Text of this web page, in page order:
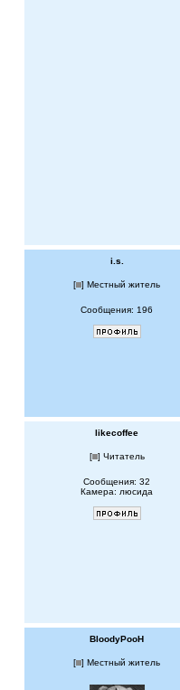
i.s.
[ ] Местный житель
Сообщения: 196
likecoffee
[ ] Читатель
Сообщения: 32
Камера: люсида
BloodyPooH
[ ] Местный житель